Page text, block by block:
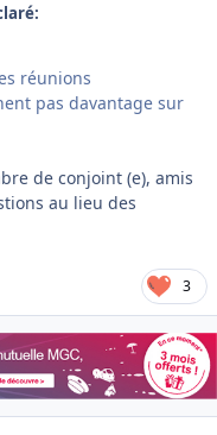
réunions
pas davantage sur
de conjoint (e), amis
au lieu des
3